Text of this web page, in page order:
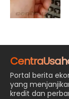
Portal berita
yang
kredit dan